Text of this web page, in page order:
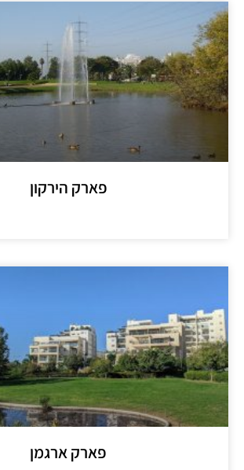
פארק הירקון
פארק ארגמן